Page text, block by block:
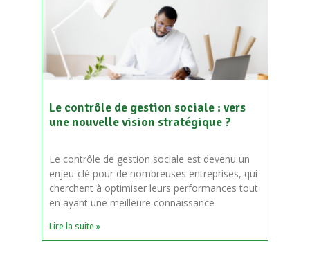
Le contrôle de gestion sociale : vers
une nouvelle vision stratégique ?
Le contrôle de gestion sociale est devenu un
enjeu-clé pour de nombreuses entreprises, qui
cherchent à optimiser leurs performances tout
en ayant une meilleure connaissance
Lire la suite »